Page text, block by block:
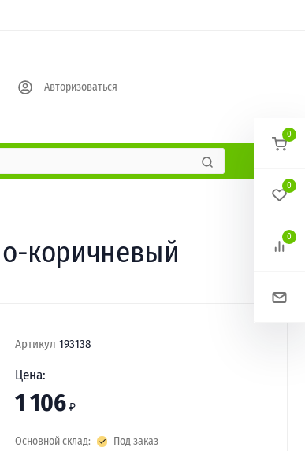
Авторизоваться
коричневый
Артикул 193138
Цена:
1 106 ₽
Основной склад: Под заказ
0
0
0